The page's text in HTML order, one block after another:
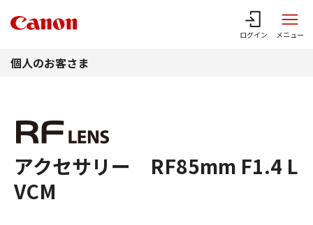
ログイン メニュー
個人のお客さま
アクセサリー RF85mm F1.4 L
VCM